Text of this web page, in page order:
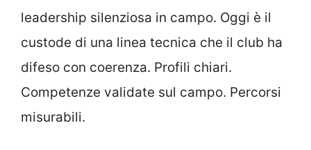
leadership silenziosa in campo. Oggi è il
custode di una linea tecnica che il club ha
difeso con coerenza. Profili chiari.
Competenze validate sul campo. Percorsi
misurabili.